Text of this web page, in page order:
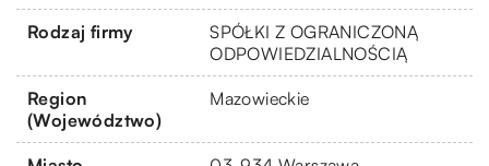
Rodzaj firmy
SPÓŁKI Z OGRANICZONĄ
ODPOWIEDZIALNOŚCIĄ
Region
(Województwo)
Mazowieckie